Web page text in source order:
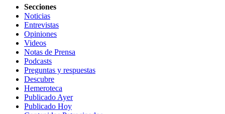
Secciones
Noticias
Entrevistas
Opiniones
Videos
Notas de Prensa
Podcasts
Preguntas y respuestas
Descubre
Hemeroteca
Publicado Ayer
Publicado Hoy